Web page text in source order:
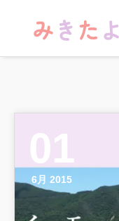
01
6月 2015